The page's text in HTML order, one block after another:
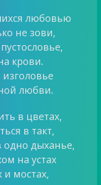
любовью
не зови,
крови.
любви.
в цветах,
в такт,
дыханье,
на устах
и мостах,